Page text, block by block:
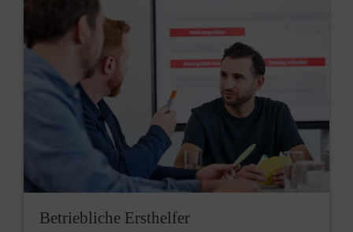
Betriebliche Ersthelfer